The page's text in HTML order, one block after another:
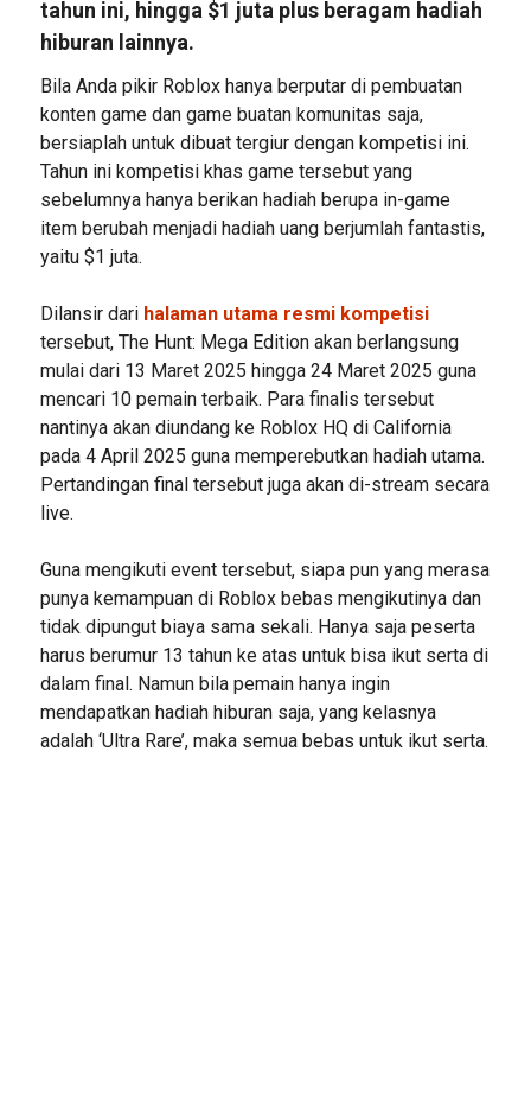
tahun ini, hingga $1 juta plus beragam hadiah
hiburan lainnya.
Bila Anda pikir Roblox hanya berputar di pembuatan
konten game dan game buatan komunitas saja,
bersiaplah untuk dibuat tergiur dengan kompetisi ini.
Tahun ini kompetisi khas game tersebut yang
sebelumnya hanya berikan hadiah berupa in-game
item berubah menjadi hadiah uang berjumlah fantastis,
yaitu $1 juta.
Dilansir dari halaman utama resmi kompetisi
tersebut, The Hunt: Mega Edition akan berlangsung
mulai dari 13 Maret 2025 hingga 24 Maret 2025 guna
mencari 10 pemain terbaik. Para finalis tersebut
nantinya akan diundang ke Roblox HQ di California
pada 4 April 2025 guna memperebutkan hadiah utama.
Pertandingan final tersebut juga akan di-stream secara
live.
Guna mengikuti event tersebut, siapa pun yang merasa
punya kemampuan di Roblox bebas mengikutinya dan
tidak dipungut biaya sama sekali. Hanya saja peserta
harus berumur 13 tahun ke atas untuk bisa ikut serta di
dalam final. Namun bila pemain hanya ingin
mendapatkan hadiah hiburan saja, yang kelasnya
adalah ‘Ultra Rare’, maka semua bebas untuk ikut serta.